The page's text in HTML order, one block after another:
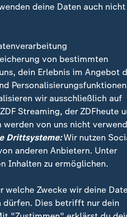
besucht das PCK
Fokus steht die Versorgung:
Auslastung.
deine Daten auch nicht
von bestimmten
dein Erlebnis im Angebot
Personalisierungsfunktionen
wir ausschließlich auf
Streaming, der ZDFheute
von uns nicht
Drittsysteme:Wir nutzen
anderen Anbietern. Unter
Inhalten zu ermöglichen.
welche Zwecke wir deine
dürfen. Dies betrifft nur dein